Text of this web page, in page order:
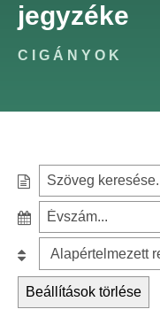
jegyzéke
CIGÁNYOK
e
c
h
z
é
e
s
Beállítások törlése